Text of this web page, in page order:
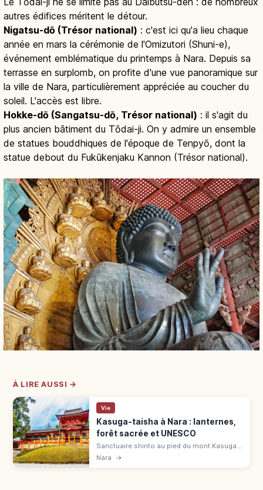
autres édifices méritent le détour.
Nigatsu-dō (Trésor national) : c'est ici qu'a lieu chaque
année en mars la cérémonie de l'Omizutori (Shuni-e),
événement emblématique du printemps à Nara. Depuis sa
terrasse en surplomb, on profite d'une vue panoramique sur
la ville de Nara, particulièrement appréciée au coucher du
soleil. L'accès est libre.
Hokke-dō (Sangatsu-dō, Trésor national) : il s'agit du
plus ancien bâtiment du Tōdai-ji. On y admire un ensemble
de statues bouddhiques de l'époque de Tenpyō, dont la
statue debout du Fukūkenjaku Kannon (Trésor national).
À LIRE AUSSI →
Vie
Kasuga-taisha à Nara : lanternes,
forêt sacrée et UNESCO
Sanctuaire shinto au pied du mont Kasuga,
fondé en 768, inscrit à l'UNESCO. ~3 000
Nara →